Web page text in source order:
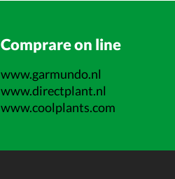
Comprare on line
www.garmundo.nl
www.directplant.nl
www.coolplants.com